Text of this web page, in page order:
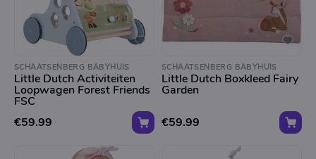
SCHAATSENBERG BABYHUIS
Little Dutch Activiteiten
Loopwagen Forest Friends
FSC
€59.99
SCHAATSENBERG BABYHUIS
Little Dutch Boxkleed Fairy
Garden
€59.99